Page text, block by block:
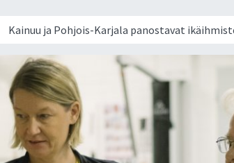
alkaa
Kainuu ja Pohjois-Karjala panostavat